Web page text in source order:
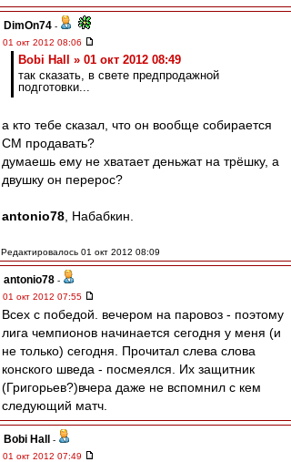
DimOn74 -
01 окт 2012 08:06
Bobi Hall » 01 окт 2012 08:49
так сказать, в свете предпродажной
подготовки...
а кто тебе сказал, что он вообще собирается
СМ продавать?
думаешь ему не хватает деньжат на трёшку, а
двушку он перерос?
antonio78 , Набабкин.
Редактировалось 01 окт 2012 08:09
antonio78 -
01 окт 2012 07:55
Всех с победой. вечером на паровоз - поэтому
лига чемпионов начинается сегодня у меня (и
не только) сегодня. Прочитал слева слова
конского шведа - посмеялся. Их защитник
(Григорьев?)вчера даже не вспомнил с кем
следующий матч.
Bobi Hall
-
01 окт 2012 07:49